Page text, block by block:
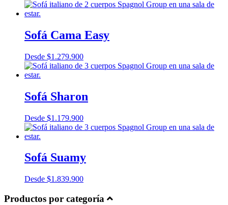
Sofá Cama Easy
Desde $1.279.900
Sofá Sharon
Desde $1.179.900
Sofá Suamy
Desde $1.839.900
Productos por categoría